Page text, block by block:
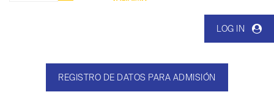
LOG IN
REGISTRO DE DATOS PARA ADMISIÓN